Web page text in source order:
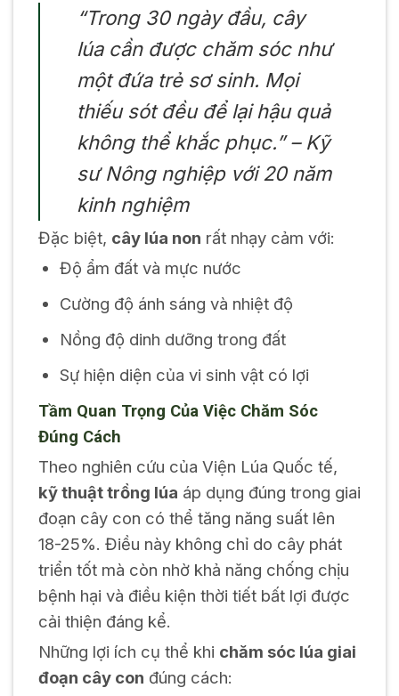
“Trong 30 ngày đầu, cây
lúa cần được chăm sóc như
một đứa trẻ sơ sinh. Mọi
thiếu sót đều để lại hậu quả
không thể khắc phục.”– Kỹ
sư Nông nghiệp với 20 năm
kinh nghiệm
Đặc biệt, cây lúa non rất nhạy cảm với:
Độ ẩm đất và mực nước
Cường độ ánh sáng và nhiệt độ
Nồng độ dinh dưỡng trong đất
Sự hiện diện của vi sinh vật có lợi
Tầm Quan Trọng Của Việc Chăm Sóc
Đúng Cách
Theo nghiên cứu của Viện Lúa Quốc tế,
kỹ thuật trồng lúa áp dụng đúng trong giai
đoạn cây con có thể tăng năng suất lên
18-25%. Điều này không chỉ do cây phát
triển tốt mà còn nhờ khả năng chống chịu
bệnh hại và điều kiện thời tiết bất lợi được
cải thiện đáng kể.
Những lợi ích cụ thể khi chăm sóc lúa giai
đoạn cây con đúng cách: